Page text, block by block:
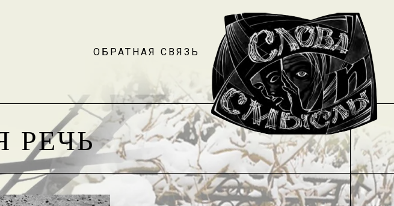
ОБРАТНАЯ СВЯЗЬ
РЕЧЬ